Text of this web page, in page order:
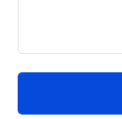
luận: